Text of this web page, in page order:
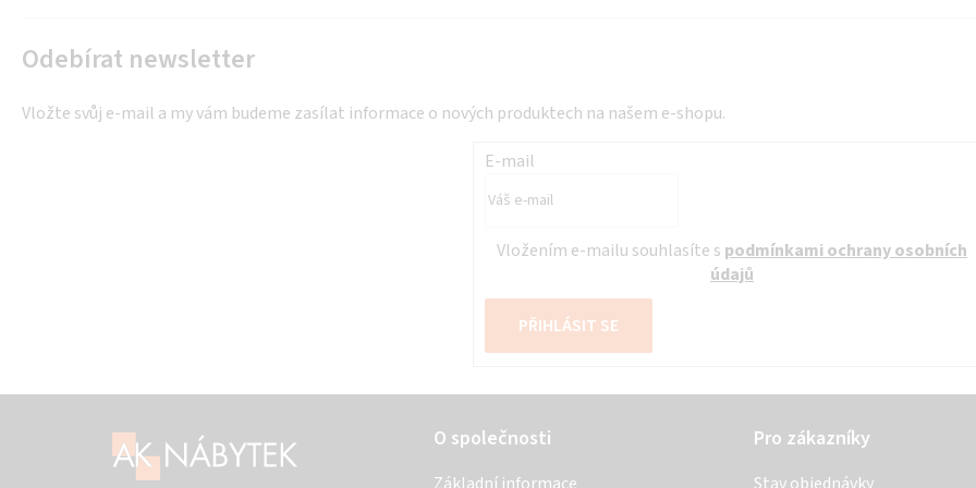
v
ý
u
Odebírat newsletter
Vložte svůj e-mail a my vám budeme zasílat informace o nových produktech na našem e-shopu.
E-mail
Vložením e-mailu souhlasíte s podmínkami ochrany osobních
údajů
PŘIHLÁSIT SE
O společnosti Pro zákazníky